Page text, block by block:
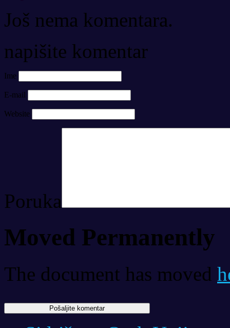
Još nema komentara.
napišite komentar
Ime
E-mail
Website
Poruka
Moved Permanently
The document has moved